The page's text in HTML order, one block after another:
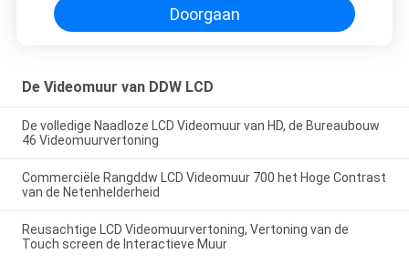
Doorgaan
De Videomuur van DDW LCD
De volledige Naadloze LCD Videomuur van HD, de Bureaubouw
46 Videomuurvertoning
Commerciële Rangddw LCD Videomuur 700 het Hoge Contrast
van de Netenhelderheid
Reusachtige LCD Videomuurvertoning, Vertoning van de
Touch screen de Interactieve Muur